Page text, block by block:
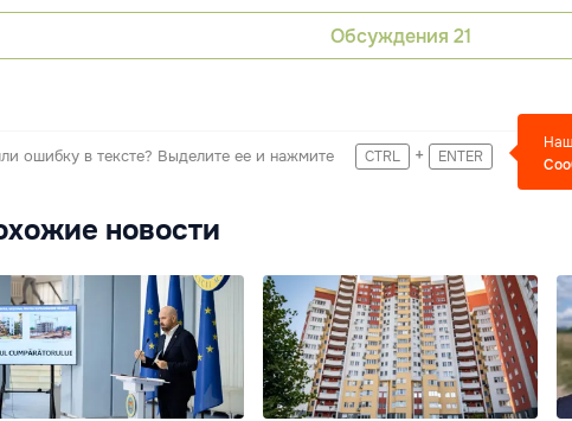
Обсуждения 21
ошибку в тексте? Выделите ее и нажмите CTRL + ENTER
новости